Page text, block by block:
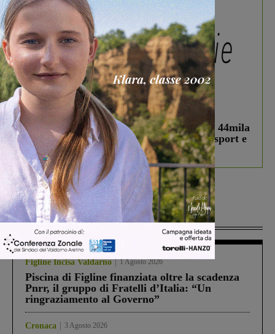
In vetrina 3 Agosto 2026
Estra Notizie agosto: Smart Cities, oltre 44mila
studenti coinvolti, torna il bando per lo sport e
debutta il podcast Estrair
Più lette
Figline Incisa Valdarno 1 Agosto 2026
Piscina di Figline finanziata oltre la scadenza
Pnrr, il gruppo di Fratelli d’Italia: “Un
ringraziamento al Governo”
Cronaca 3 Agosto 2026